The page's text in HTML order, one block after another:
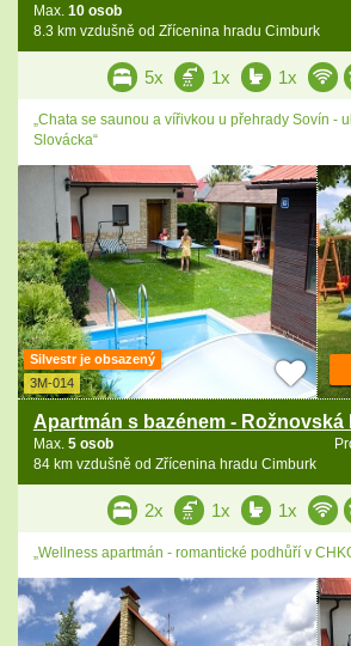
Max. 10 osob
8.3 km vzdušně od Zřícenina hradu Cimburk
5x 1x 1x
„Chata se saunou a vířivkou u přehrady Sovín -
Slovácka“
Silvestr je obsazený
3M-014
Apartmán s bazénem -
Max. 5 osob
84 km vzdušně od Zřícenina hradu Cimburk
2x 1x 1x
„Wellness apartmán - romantické podhůří v